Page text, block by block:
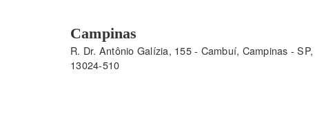
Campinas
R. Dr. Antônio Galízia, 155 - Cambuí, Campinas - SP,
13024-510